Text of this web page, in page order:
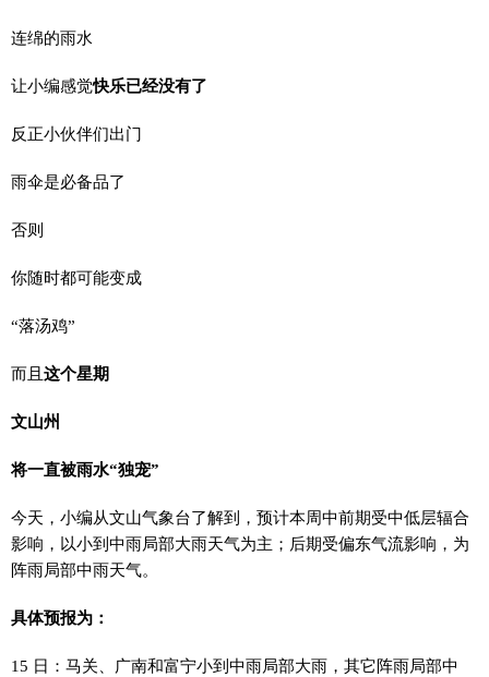
连绵的雨水
让小编感觉快乐已经没有了
反正小伙伴们出门
雨伞是必备品了
否则
你随时都可能变成
“落汤鸡”
而且 这个星期
文山州
将一直被雨水“独宠”
今天，小编从文山气象台了解到，预计本周中前期受中低层辐合
影响，以小到中雨局部大雨天气为主；后期受偏东气流影响，为
阵雨局部中雨天气。
具体预报为：
15 日：马关、广南和富宁小到中雨局部大雨，其它阵雨局部中